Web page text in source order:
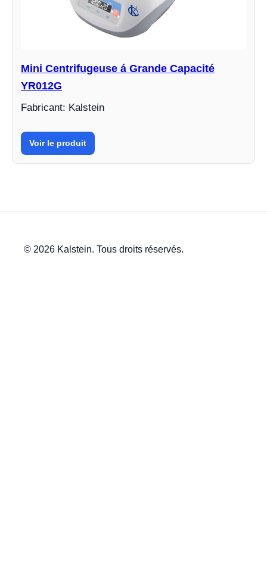
Mini Centrifugeuse á Grande Capacité
YR012G
Fabricant: Kalstein
Voir le produit
© 2026 Kalstein. Tous droits réservés.